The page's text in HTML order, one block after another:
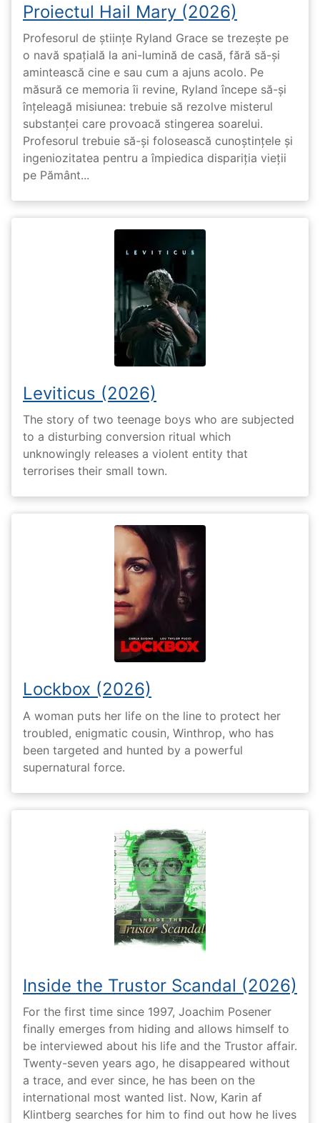
Proiectul Hail Mary (2026)
Profesorul de științe Ryland Grace se trezește pe
o navă spațială la ani-lumină de casă, fără să-și
amintească cine e sau cum a ajuns acolo. Pe
măsură ce memoria îi revine, Ryland începe să-și
înțeleagă misiunea: trebuie să rezolve misterul
substanței care provoacă stingerea soarelui.
Profesorul trebuie să-și folosească cunoștințele și
ingeniozitatea pentru a împiedica dispariția vieții
pe Pământ...
Leviticus (2026)
The story of two teenage boys who are subjected
to a disturbing conversion ritual which
unknowingly releases a violent entity that
terrorises their small town.
Lockbox (2026)
A woman puts her life on the line to protect her
troubled, enigmatic cousin, Winthrop, who has
been targeted and hunted by a powerful
supernatural force.
Inside the Trustor Scandal (2026)
For the first time since 1997, Joachim Posener
finally emerges from hiding and allows himself to
be interviewed about his life and the Trustor affair.
Twenty-seven years ago, he disappeared without
a trace, and ever since, he has been on the
international most wanted list. Now, Karin af
Klintberg searches for him to find out how he lives